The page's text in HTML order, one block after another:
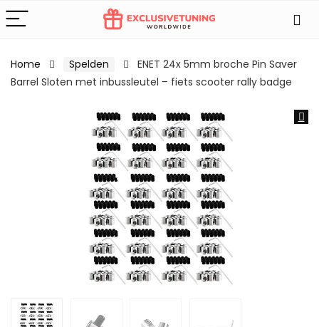
Home Spelden
ENET 24x 5mm broche Pin Saver
Barrel Sloten met inbussleutel – fiets scooter rally badge